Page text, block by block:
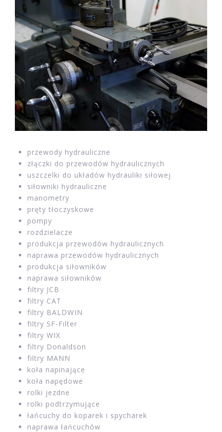
przewody hydrauliczne
złączki do przewodów hydraulicznych
uszczelki do układów hydrauliki siłowej
siłowniki hydrauliczne
manometry
pręty tłoczyskowe
pompy
rozdzielacze
produkcja przewodów hydraulicznych
naprawa przewodów hydraulicznych
produkcja siłowników
naprawa siłowników
filtry JCB
filtry CAT
filtry BALDWIN
filtry SF-Filter
filtry WIX
filtry Donaldson
filtry MANN
koła napinające
koła napędowe
rolki jezdne
rolki podtrzymujące
łańcuchy do koparek i spycharek
naprawa łańcuchów